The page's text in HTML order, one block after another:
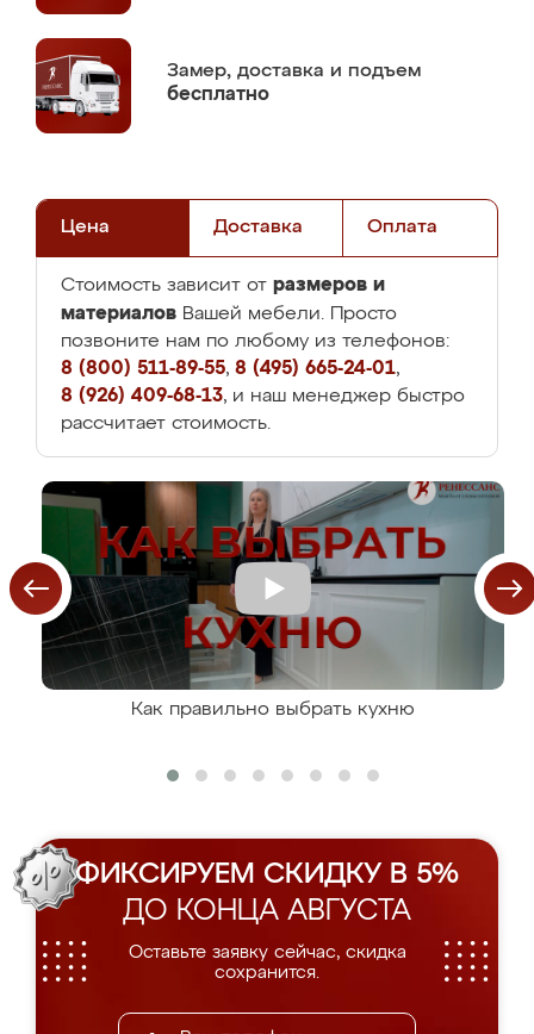
Замер, доставка и подъем
бесплатно
Цена Доставка Оплата
Стоимость зависит от размеров и
материалов Вашей мебели. Просто
позвоните нам по любому из телефонов:
8 (800) 511-89-55, 8 (495) 665-24-01,
8 (926) 409-68-13, и наш менеджер быстро
рассчитает стоимость.
Как правильно выбрать кухню
ФИКСИРУЕМ СКИДКУ В 5%
ДО КОНЦА АВГУСТА
Оставьте заявку сейчас, скидка
сохранится.